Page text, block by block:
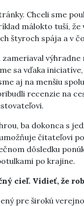
Chceli sme
málokto tuší, že
štyroch spája a v
sa vďaka
aj na menšiu
recenzie na
ba dokonca s
čitateľovi
dôsledku
po krajine.
cieľ. Vidieť, že
pre širokú